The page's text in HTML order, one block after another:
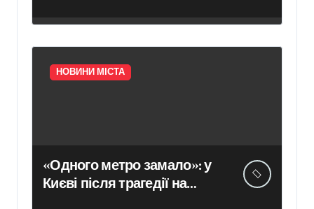
чому потяги не зупиняють
рух під час ударів
НОВИНИ МІСТА
«Одного метро замало»: у
Києві після трагедії на